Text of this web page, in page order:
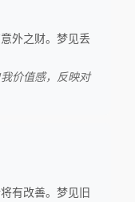
外之财。梦见丢
价值感，反映对
有改善。梦见旧